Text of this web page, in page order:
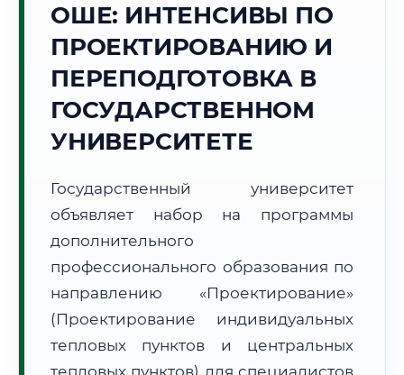
Погода в г. Ош:☀️ +31°C Ясно
🌅 Восход:06:10 🌇 Закат:20:18
📍 Региональная справка
Субъект:
Кыргызская Республика
Почтовые индексы:
714000–714025
Часовой пояс:
UTC+6
Формат учебы:
ОШЕ: ИНТЕНСИВЫ ПО
ПРОЕКТИРОВАНИЮ И
ПЕРЕПОДГОТОВКА В
ГОСУДАРСТВЕННОМ
УНИВЕРСИТЕТЕ
Государственный университет
объявляет набор на программы
дополнительного
профессионального образования по
направлению «Проектирование»
(Проектирование индивидуальных
тепловых пунктов и центральных
тепловых пунктов) для специалистов